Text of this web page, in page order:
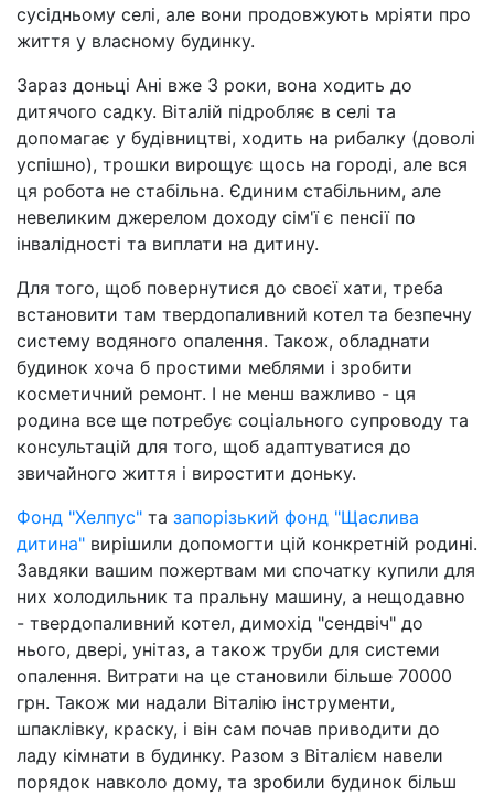
сусідньому селі, але вони продовжують мріяти про
життя у власному будинку.
Зараз доньці Ані вже 3 роки, вона ходить до
дитячого садку. Віталій підробляє в селі та
допомагає у будівництві, ходить на рибалку (доволі
успішно), трошки вирощує щось на городі, але вся
ця робота не стабільна. Єдиним стабільним, але
невеликим джерелом доходу сім'ї є пенсії по
інвалідності та виплати на дитину.
Для того, щоб повернутися до своєї хати, треба
встановити там твердопаливний котел та безпечну
систему водяного опалення. Також, обладнати
будинок хоча б простими меблями і зробити
косметичний ремонт. І не менш важливо - ця
родина все ще потребує соціального супроводу та
консультацій для того, щоб адаптуватися до
звичайного життя і виростити доньку.
Фонд "Хелпус" та запорізький фонд "Щаслива
дитина" вирішили допомогти цій конкретній родині.
Завдяки вашим пожертвам ми спочатку купили для
них холодильник та пральну машину, а нещодавно
- твердопаливний котел, димохід "сендвіч" до
нього, двері, унітаз, а також труби для системи
опалення. Витрати на це становили більше 70000
грн. Також ми надали Віталію інструменти,
шпаклівку, краску, і він сам почав приводити до
ладу кімнати в будинку. Разом з Віталієм навели
порядок навколо дому, та зробили будинок більш